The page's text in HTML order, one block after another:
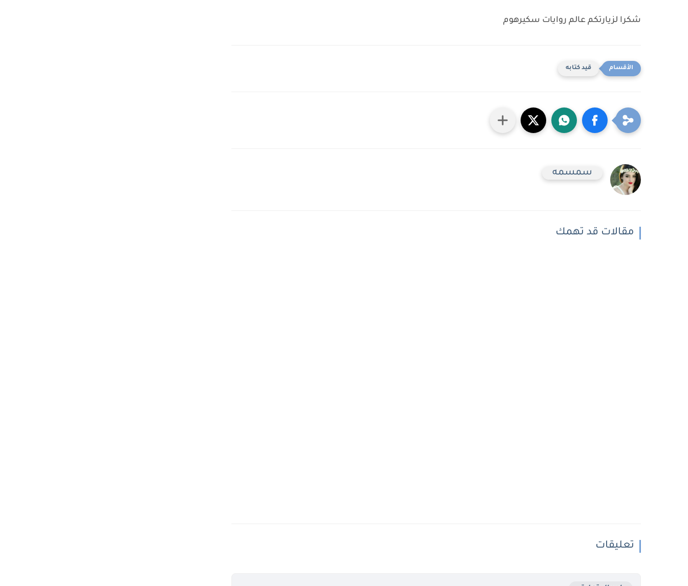
شكرا لزيارتكم عالم روايات سكيرهوم
قيد كتابه
سمسمه
مقالات قد تهمك
تعليقات